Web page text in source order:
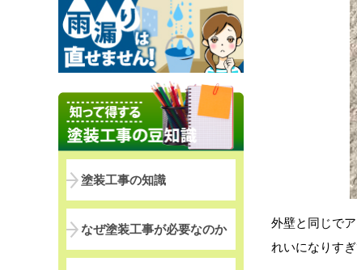
外壁と同じで
れいになりす
塗装工事の知識
なぜ塗装工事が必要なのか